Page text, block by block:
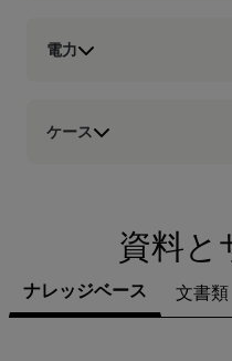
電力
ケース
資料と
ナレッジベース 文書類